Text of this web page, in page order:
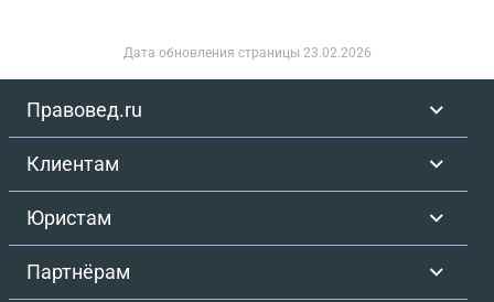
Дата обновления страницы 23.02.2026
Правовед.ru
Клиентам
Юристам
Партнёрам